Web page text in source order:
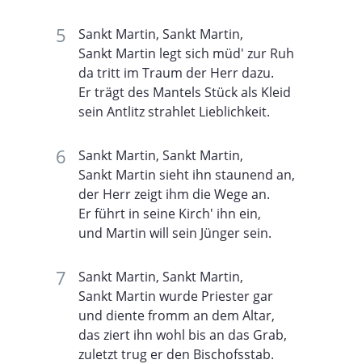
Sankt Martin, Sankt Martin,
Sankt Martin legt sich müd' zur Ruh
da tritt im Traum der Herr dazu.
Er trägt des Mantels Stück als Kleid
sein Antlitz strahlet Lieblichkeit.
Sankt Martin, Sankt Martin,
Sankt Martin sieht ihn staunend an,
der Herr zeigt ihm die Wege an.
Er führt in seine Kirch' ihn ein,
und Martin will sein Jünger sein.
Sankt Martin, Sankt Martin,
Sankt Martin wurde Priester gar
und diente fromm an dem Altar,
das ziert ihn wohl bis an das Grab,
zuletzt trug er den Bischofsstab.